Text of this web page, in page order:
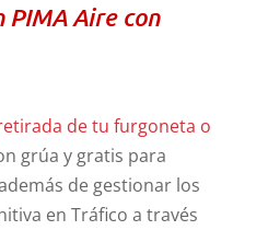
PIMA Aire con
de tu furgoneta o
grúa y gratis para
de gestionar los
en Tráfico a través